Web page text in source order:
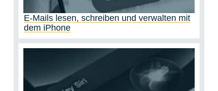
E-Mails lesen, schreiben und verwalten mit
dem iPhone